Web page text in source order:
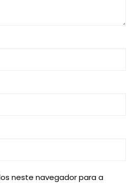
neste navegador para a